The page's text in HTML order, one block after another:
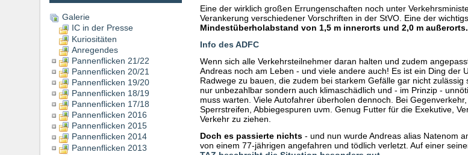
Galerie
IC in der Presse
Kuriositäten
Anregendes
Pannenflicken 21/22
Pannenflicken 20/21
Pannenflicken 19/20
Pannenflicken 18/19
Pannenflicken 17/18
Pannenflicken 2016
Pannenflicken 2015
Pannenflicken 2014
Pannenflicken 2013
Eine der wirklich großen Errungenschaften noch unter
Verankerung verschiedener Vorschriften in der StVO. Eine der
Mindestüberholabstand von 1,5 m innerorts und 2,0 m außerorts.
Info des ADFC
Wenn sich alle Verkehrsteilnehmer daran halten und zudem
Andreas noch am Leben - und viele andere auch! Es ist ein Ding der
Radwege zu bauen, die zudem bei starkem Gefälle gar nicht
nur unbezahlbar sondern auch klimaschädlich und - im Prinzip -
muss warten. Viele Autofahrer überholen dennoch. Bei
Sperrstreifen, Abbiegespuren uvm. Genug Futter für die Exekutive,
Verkehr zu ziehen.
Doch es passierte nichts - und nun wurde Andreas alias Natenom
von einem 77-jährigen angefahren und tödlich verletzt. Auf einer